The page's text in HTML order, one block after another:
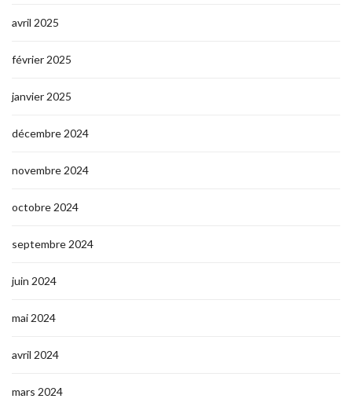
avril 2025
février 2025
janvier 2025
décembre 2024
novembre 2024
octobre 2024
septembre 2024
juin 2024
mai 2024
avril 2024
mars 2024